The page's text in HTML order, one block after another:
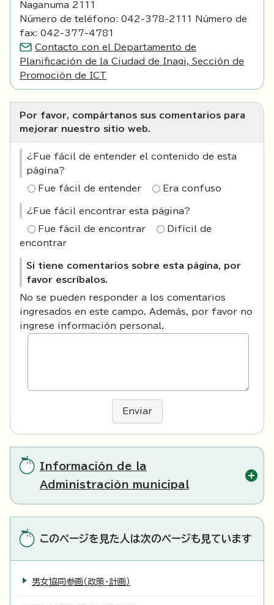
Naganuma 2111
Número de teléfono: 042-378-2111 Número de
fax: 042-377-4781
Contacto con el Departamento de
Planificación de la Ciudad de Inagi, Sección de
Promoción de ICT
Por favor, compártanos sus comentarios para
mejorar nuestro sitio web.
¿Fue fácil de entender el contenido de esta
página?
Fue fácil de entender Era confuso
¿Fue fácil encontrar esta página?
Fue fácil de encontrar
Difícil de
encontrar
Si tiene comentarios sobre esta página, por
favor escríbalos.
No se pueden responder a los comentarios
ingresados en este campo. Además, por favor no
ingrese información personal.
Enviar
Información de la
Administración municipal
このページを見た人は次のページも見ています
男女協同参画（政策・計画）